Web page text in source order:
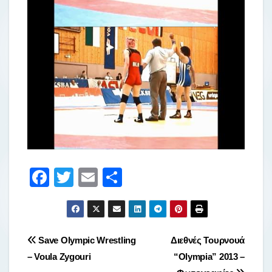
F
e
b
T
wi
tt
er
E
m
ail
οι
ρ
α
Πλοήγηση
Διεθνές Τουρνουά
“Olympia” 2013 –
Save Olympic Wrestling
– Voula Zygouri